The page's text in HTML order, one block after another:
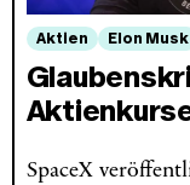
Aktien Elon Musk
SpaceX